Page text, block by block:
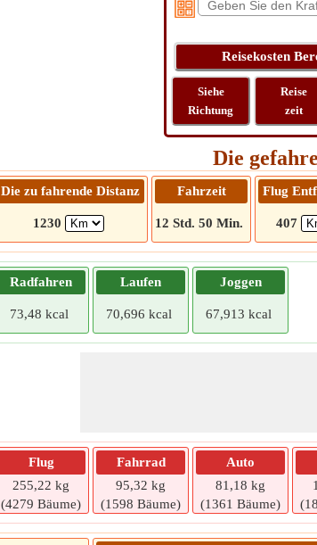
Siehe
Richtung
Reise
zeit
Die
Die zu fahrende Distanz
1230
Fahrzeit
12 Std. 50 Min.
Flug
407
Radfahren
73,48 kcal
Laufen
70,696 kcal
Joggen
67,913 kcal
Flug
255,22 kg
(4279 Bäume)
Fahrrad
95,32 kg
(1598 Bäume)
Auto
81,18 kg
(1361 Bäume)